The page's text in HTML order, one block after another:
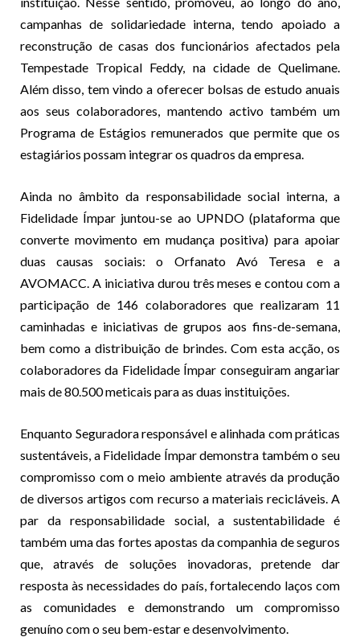
campanhas de solidariedade interna, tendo apoiado a
reconstrução de casas dos funcionários afectados pela
Tempestade Tropical Feddy, na cidade de Quelimane.
Além disso, tem vindo a oferecer bolsas de estudo anuais
aos seus colaboradores, mantendo activo também um
Programa de Estágios remunerados que permite que os
estagiários possam integrar os quadros da empresa.
Ainda no âmbito da responsabilidade social interna, a
Fidelidade Ímpar juntou-se ao UPNDO (plataforma que
converte movimento em mudança positiva) para apoiar
duas causas sociais: o Orfanato Avó Teresa e a
AVOMACC. A iniciativa durou três meses e contou com a
participação de 146 colaboradores que realizaram 11
caminhadas e iniciativas de grupos aos fins-de-semana,
bem como a distribuição de brindes. Com esta acção, os
colaboradores da Fidelidade Ímpar conseguiram angariar
mais de 80.500 meticais para as duas instituições.
Enquanto Seguradora responsável e alinhada com práticas
sustentáveis, a Fidelidade Ímpar demonstra também o seu
compromisso com o meio ambiente através da produção
de diversos artigos com recurso a materiais recicláveis. A
par da responsabilidade social, a sustentabilidade é
também uma das fortes apostas da companhia de seguros
que, através de soluções inovadoras, pretende dar
resposta às necessidades do país, fortalecendo laços com
as comunidades e demonstrando um compromisso
genuíno com o seu bem-estar e desenvolvimento.